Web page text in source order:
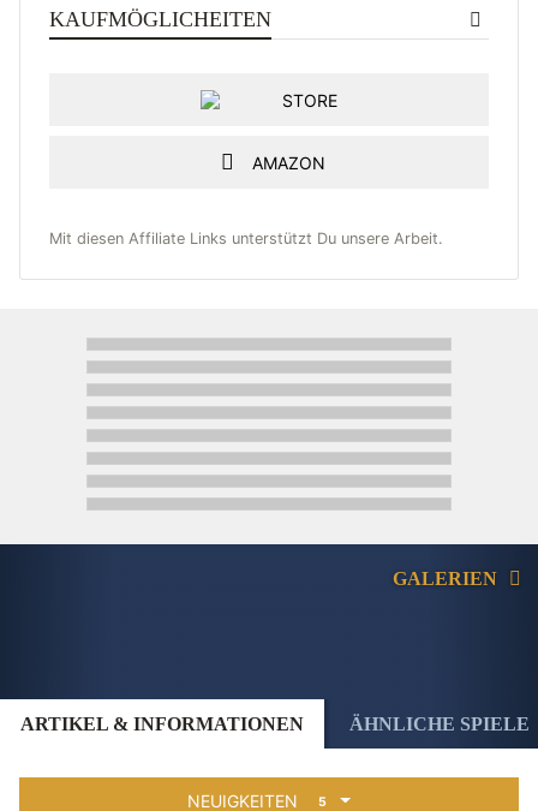
KAUFMÖGLICHEITEN
STORE
AMAZON
Mit diesen Affiliate Links unterstützt Du unsere Arbeit.
GALERIEN
ARTIKEL & INFORMATIONEN ÄHNLICHE SPIELE
NEUIGKEITEN 5